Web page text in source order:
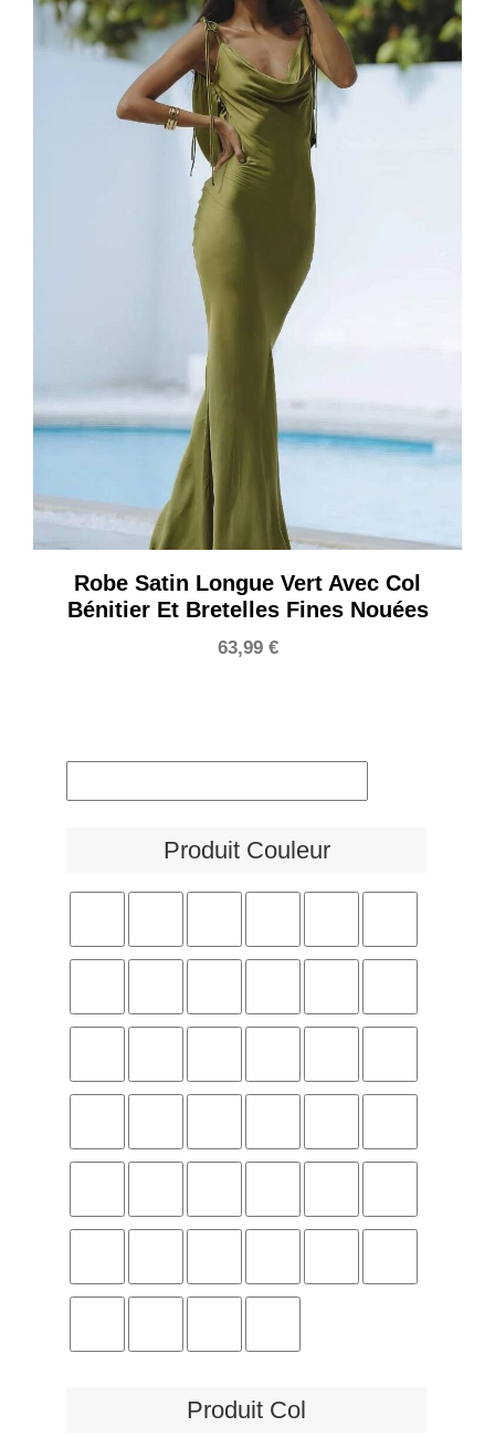
Robe Satin Longue Vert Avec Col
Bénitier Et Bretelles Fines Nouées
63,99 €
Produit Couleur
Produit Col